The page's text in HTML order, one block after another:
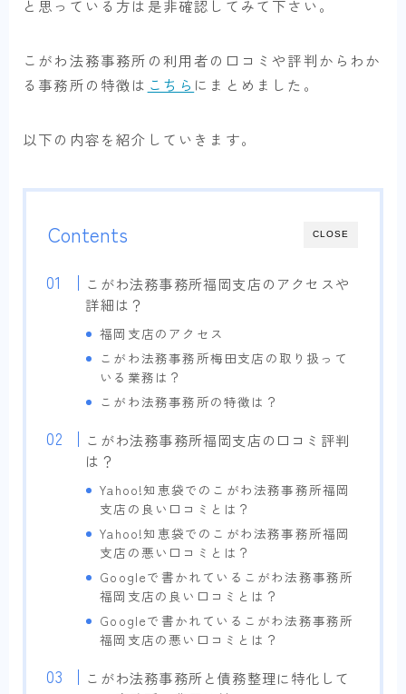
と思っている方は是非確認してみて下さい。
こがわ法務事務所の利用者の口コミや評判からわか
る事務所の特徴は こちら にまとめました。
以下の内容を紹介していきます。
CLOSE
Contents
こがわ法務事務所福岡支店のアクセスや
詳細は？
福岡支店のアクセス
こがわ法務事務所梅田支店の取り扱って
いる業務は？
こがわ法務事務所の特徴は？
こがわ法務事務所福岡支店の口コミ評判
は？
Yahoo!知恵袋でのこがわ法務事務所福岡
支店の良い口コミとは？
Yahoo!知恵袋でのこがわ法務事務所福岡
支店の悪い口コミとは？
Googleで書かれているこがわ法務事務所
福岡支店の良い口コミとは？
Googleで書かれているこがわ法務事務所
福岡支店の悪い口コミとは？
こがわ法務事務所と債務整理に特化して